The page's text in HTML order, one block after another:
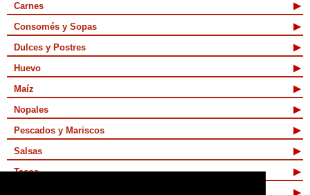
Carnes
Consomés y Sopas
Dulces y Postres
Huevo
Maíz
Nopales
Pescados y Mariscos
Salsas
Tacos